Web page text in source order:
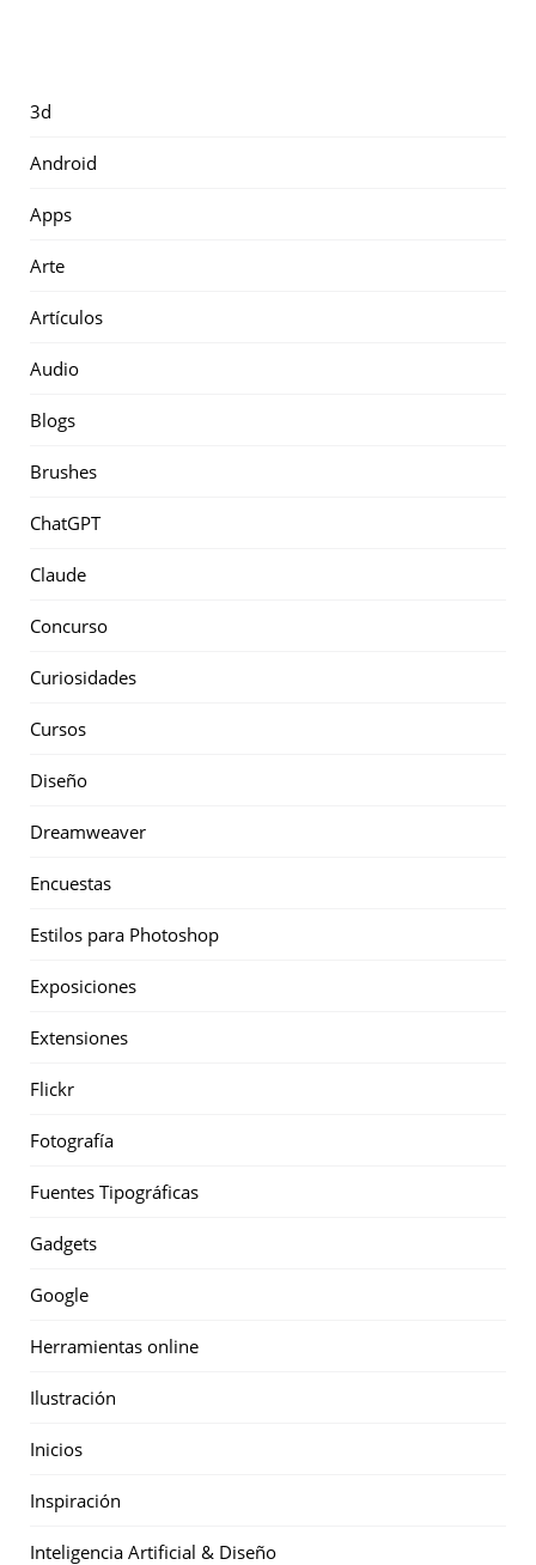
3d
Android
Apps
Arte
Artículos
Audio
Blogs
Brushes
ChatGPT
Claude
Concurso
Curiosidades
Cursos
Diseño
Dreamweaver
Encuestas
Estilos para Photoshop
Exposiciones
Extensiones
Flickr
Fotografía
Fuentes Tipográficas
Gadgets
Google
Herramientas online
Ilustración
Inicios
Inspiración
Inteligencia Artificial & Diseño